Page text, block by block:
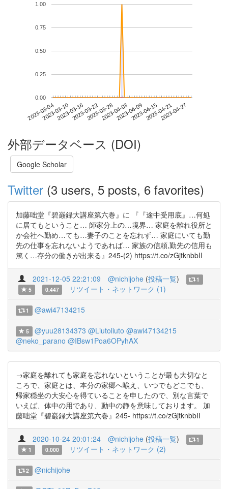
2023-03-042023-03-102023-03-162023-03-222023-03-282023-04-032023-04-092023-04-152023-04-212023-04-27
0.00
0.25
0.50
0.75
1.00
外部データベース (DOI)
Google Scholar
Twitter (3 users, 5 posts, 6 favorites)
加藤咄堂『碧巌録大講座第六巻』に 『『途中受用底』…何処
に居てもということ… 師家分上の…境界… 家庭を離れ役所と
か会社へ勤め…ても…妻子のことを忘れず… 家庭にいても勤
先の仕事を忘れないようであれば… 家族の信頼,勤先の信用も
篤く…存分の働きが出来る』245-(2) https://t.co/zGjtknbbII
2021-12-05 22:21:09 @nichijohe (投稿一覧)
1
5
0.447 リツイート・ネットワーク (1)
1 @awi47134215
5 @yuu28134373 @Liutoliuto @awi47134215
@neko_parano @IBsw1Poa6OPyhAX
→家庭を離れても家庭を忘れないということが最も大切なと
ころで、家庭とは、本分の家郷へ喩え、いつでもどこでも、
帰家穏坐の大安心を得ていることを申したので、別な言葉で
いえば、体中の用であり、動中の静を意味しております。 加
藤咄堂『碧巌録大講座第六巻』245- https://t.co/zGjtknbbII
2020-10-24 20:01:24 @nichijohe (投稿一覧)
1
1
0.000 リツイート・ネットワーク (2)
2 @nichijohe